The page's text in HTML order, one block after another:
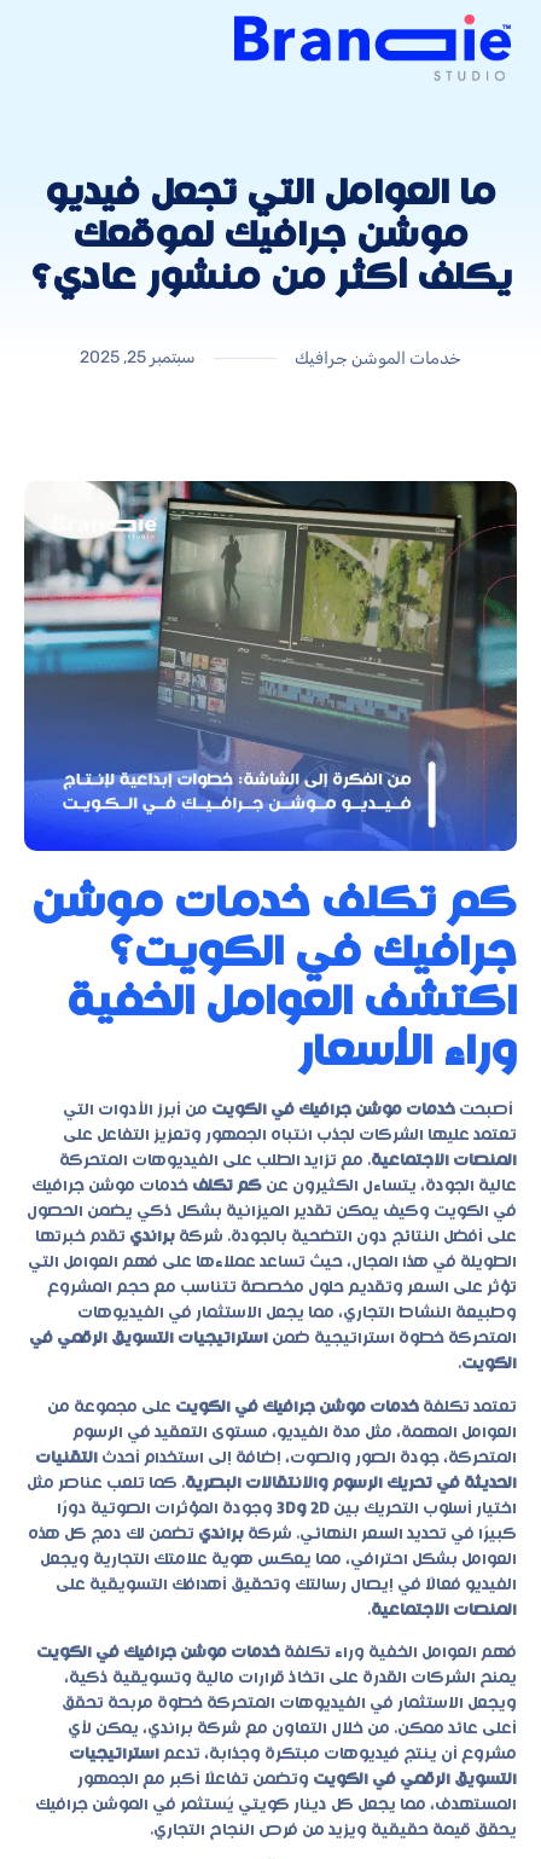
ما العوامل التي تجعل فيديو
موشن جرافيك لموقعك
يكلف أكثر من منشور عادي؟
خدمات الموشن جرافيك سبتمبر 25, 2025
كم تكلف خدمات موشن
جرافيك في الكويت؟
اكتشف العوامل الخفية
وراء الأسعار
أصبحت خدمات موشن جرافيك في الكويت من أبرز الأدوات التي
تعتمد عليها الشركات لجذب انتباه الجمهور وتعزيز التفاعل على
المنصات الاجتماعية. مع تزايد الطلب على الفيديوهات المتحركة
عالية الجودة، يتساءل الكثيرون عن كم تكلف خدمات موشن جرافيك
في الكويت وكيف يمكن تقدير الميزانية بشكل ذكي يضمن الحصول
على أفضل النتائج دون التضحية بالجودة. شركة براندي تقدم خبرتها
الطويلة في هذا المجال، حيث تساعد عملاءها على فهم العوامل التي
تؤثر على السعر وتقديم حلول مخصصة تتناسب مع حجم المشروع
وطبيعة النشاط التجاري، مما يجعل الاستثمار في الفيديوهات
المتحركة خطوة استراتيجية ضمن استراتيجيات التسويق الرقمي في
الكويت.
تعتمد تكلفة خدمات موشن جرافيك في الكويت على مجموعة من
العوامل المهمة، مثل مدة الفيديو، مستوى التعقيد في الرسوم
المتحركة، جودة الصور والصوت، إضافة إلى استخدام أحدث التقنيات
الحديثة في تحريك الرسوم والانتقالات البصرية. كما تلعب عناصر مثل
اختيار أسلوب التحريك بين 2D و3D
وجودة المؤثرات الصوتية دورًا
كبيرًا في تحديد السعر النهائي. شركة براندي تضمن لك دمج كل هذه
العوامل بشكل احترافي، مما يعكس هوية علامتك التجارية ويجعل
الفيديو فعالًا في إيصال رسالتك وتحقيق أهدافك التسويقية على
المنصات الاجتماعية.
فهم العوامل الخفية وراء تكلفة خدمات موشن جرافيك في الكويت
يمنح الشركات القدرة على اتخاذ قرارات مالية وتسويقية ذكية،
ويجعل الاستثمار في الفيديوهات المتحركة خطوة مربحة تحقق
أعلى عائد ممكن. من خلال التعاون مع شركة براندي، يمكن لأي
مشروع أن ينتج فيديوهات مبتكرة وجذابة، تدعم استراتيجيات
التسويق الرقمي في الكويت وتضمن تفاعلًا أكبر مع الجمهور
المستهدف، مما يجعل كل دينار كويتي يُستثمر في الموشن جرافيك
يحقق قيمة حقيقية ويزيد من فرص النجاح التجاري.